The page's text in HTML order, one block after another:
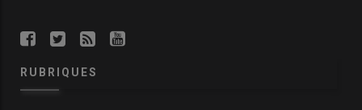
RUBRIQUES